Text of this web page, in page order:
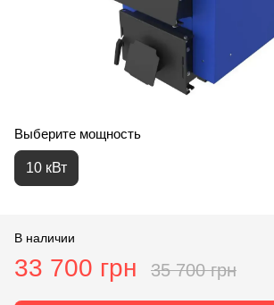
Выберите мощность
10 кВт
В наличии
33 700 грн 35 700 грн